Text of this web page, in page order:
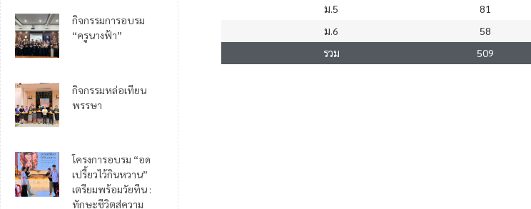
กิจกรรมการอบรม
“ครูนางฟ้า”
กิจกรรมหล่อเทียน
พรรษา
โครงการอบรม “อด
เปรี้ยวไว้กินหวาน”
เตรียมพร้อมวัยทีน :
ทักษะชีวิตสู่ความ
ม.5
81
ม.6
58
รวม
509